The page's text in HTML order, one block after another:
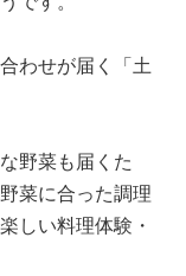
わせが届く「土
野菜も届くた
菜に合った調理
しい料理体験・